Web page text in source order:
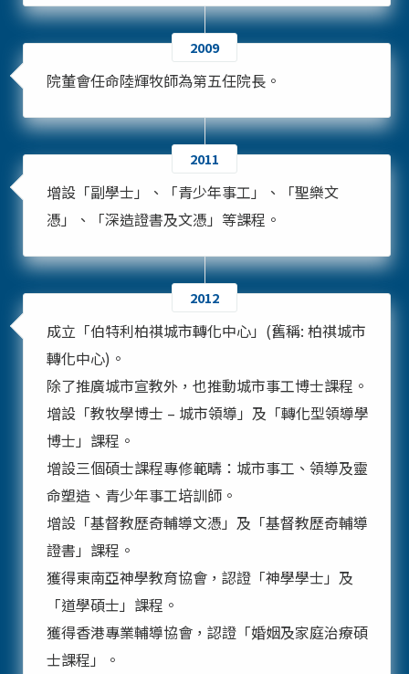
2009
院董會任命陸輝牧師為第五任院長。
2011
增設「副學士」、「青少年事工」、「聖樂文
憑」、「深造證書及文憑」等課程。
2012
成立「伯特利柏祺城市轉化中心」(舊稱: 柏祺城市
轉化中心)。
除了推廣城市宣教外，也推動城市事工博士課程。
增設「教牧學博士 – 城市領導」及「轉化型領導學
博士」課程。
增設三個碩士課程專修範疇：城市事工、領導及靈
命塑造、青少年事工培訓師。
增設「基督教歷奇輔導文憑」及「基督教歷奇輔導
證書」課程。
獲得東南亞神學教育協會，認證「神學學士」及
「道學碩士」課程。
獲得香港專業輔導協會，認證「婚姻及家庭治療碩
士課程」。